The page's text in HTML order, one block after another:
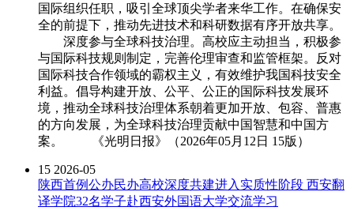
国际组织任职，吸引全球顶尖学者来华工作。在确保安
全的前提下，推动先进技术和科研数据有序开放共享。
深度参与全球科技治理。高校应主动担当，积极参
与国际科技规则制定，完善伦理审查和监管框架。反对
国际科技合作领域的霸权主义，有效维护我国科技安全
利益。倡导构建开放、公平、公正的国际科技发展环
境，推动全球科技治理体系朝着更加开放、包容、普惠
的方向发展，为全球科技治理贡献中国智慧和中国方
案。 《光明日报》（2026年05月12日 15版）
15 2026-05
陕西首例公办民办高校深度共建进入实质性阶段 西安翻
译学院32名学子赴西安外国语大学交流学习